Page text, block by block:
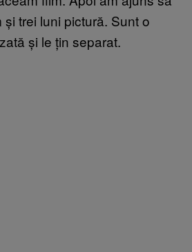
trei luni pictură. Sunt o
și le țin separat.